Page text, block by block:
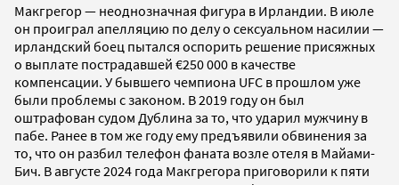
Макгрегор — неоднозначная фигура в Ирландии. В июле
он проиграл апелляцию по делу о сексуальном насилии —
ирландский боец пытался оспорить решение присяжных
о выплате пострадавшей €250 000 в качестве
компенсации. У бывшего чемпиона UFC в прошлом уже
были проблемы с законом. В 2019 году он был
оштрафован судом Дублина за то, что ударил мужчину в
пабе. Ранее в том же году ему предъявили обвинения за
то, что он разбил телефон фаната возле отеля в Майами-
Бич. В августе 2024 года Макгрегора приговорили к пяти